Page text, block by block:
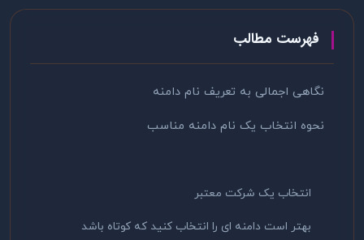
فهرست مطالب
نگاهی اجمالی به تعریف نام دامنه
نحوه انتخاب یک نام دامنه مناسب
انتخاب یک شرکت معتبر
بهتر است دامنه ای را انتخاب کنید که کوتاه باشد